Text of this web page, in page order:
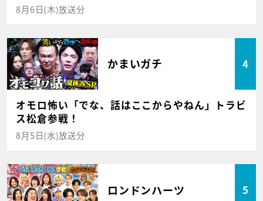
8月6日(木)放送分
かまいガチ 4
オモロ怖い「でな、話はここからやねん」トラビ
ス松倉参戦！
8月5日(水)放送分
ロンドンハーツ 5